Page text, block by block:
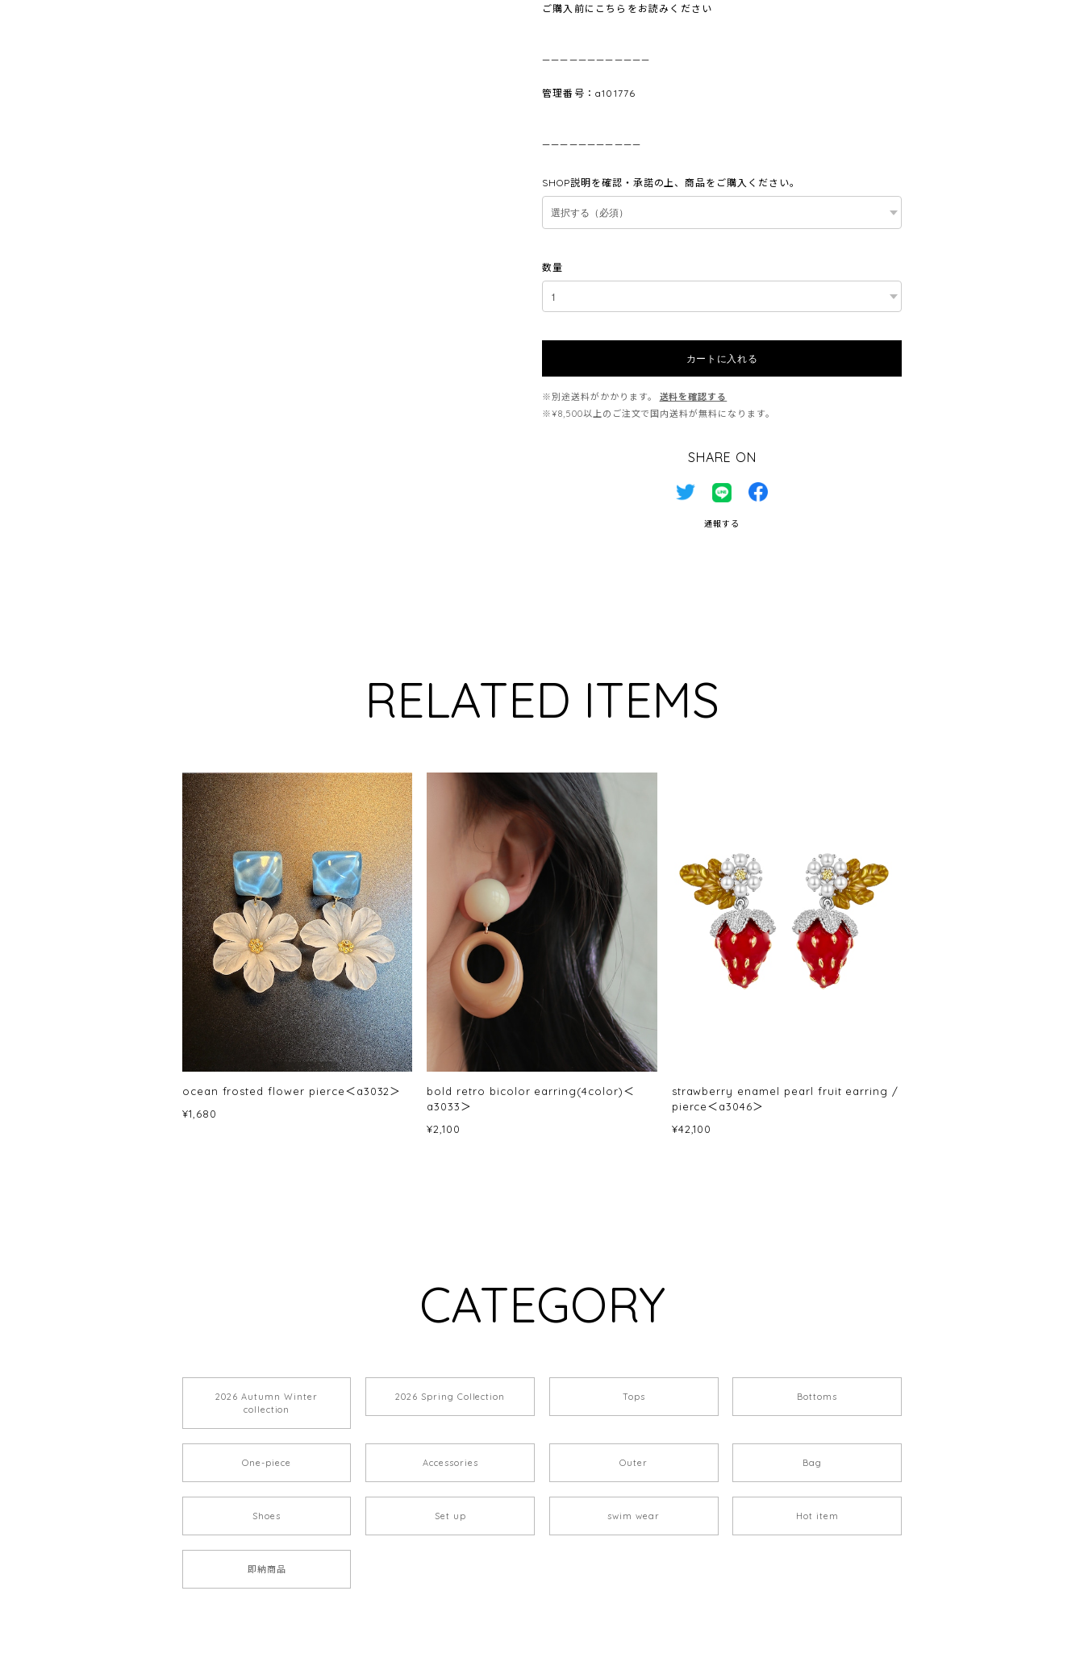
ご購入前にこちらをお読みください
————————————
管理番号：a101776
———————————
SHOP説明を確認・承諾の上、商品をご購入ください。
数量
カートに入れる
※別途送料がかかります。
送料を確認する
※¥8,500以上のご注文で国内送料が無料になります。
SHARE ON
通報する
RELATED ITEMS
ocean frosted flower pierce＜a3032＞
¥1,680
bold retro bicolor earring(4color)＜
a3033＞
¥2,100
strawberry enamel pearl fruit earring /
pierce＜a3046＞
¥42,100
CATEGORY
2026 Autumn Winter
collection
2026 Spring Collection Tops Bottoms
One-piece Accessories Outer Bag
Shoes Set up swim wear Hot item
即納商品